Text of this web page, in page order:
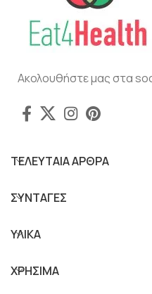
Ακολουθήστε μας στα
ΤΕΛΕΥΤΑΙΑ ΑΡΘΡΑ
ΣΥΝΤΑΓΕΣ
ΥΛΙΚΑ
ΧΡΗΣΙΜΑ